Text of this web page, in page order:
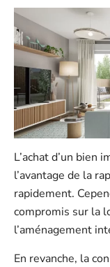
L’achat d’un bien
l’avantage de la
rapidement.
compromis sur la
l’aménagement
En revanche, la